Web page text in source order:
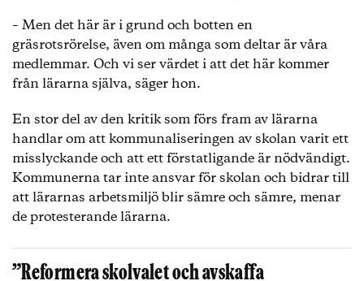
– Men det här är i grund och botten en
gräsrotsrörelse, även om många som deltar är våra
medlemmar. Och vi ser värdet i att det här kommer
från lärarna själva, säger hon.
En stor del av den kritik som förs fram av lärarna
handlar om att kommunaliseringen av skolan varit ett
misslyckande och att ett förstatligande är nödvändigt.
Kommunerna tar inte ansvar för skolan och bidrar till
att lärarnas arbetsmiljö blir sämre och sämre, menar
de protesterande lärarna.
”Reformera skolvalet och avskaffa